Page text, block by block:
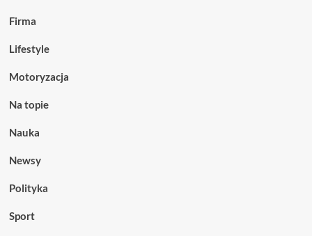
Firma
Lifestyle
Motoryzacja
Na topie
Nauka
Newsy
Polityka
Sport